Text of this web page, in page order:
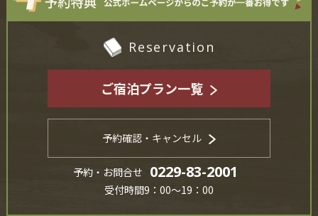
Reservation
ご宿泊プラン一覧
予約確認・キャンセル
予約・お問合せ 0229-83-2001
受付時間9：00～19：00